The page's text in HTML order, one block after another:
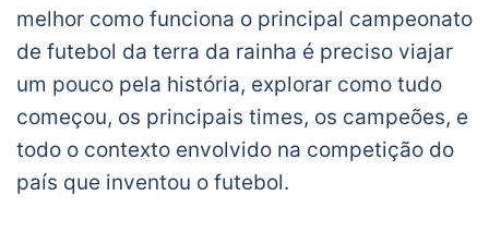
melhor como funciona o principal campeonato
de futebol da terra da rainha é preciso viajar
um pouco pela história, explorar como tudo
começou, os principais times, os campeões, e
todo o contexto envolvido na competição do
país que inventou o futebol.